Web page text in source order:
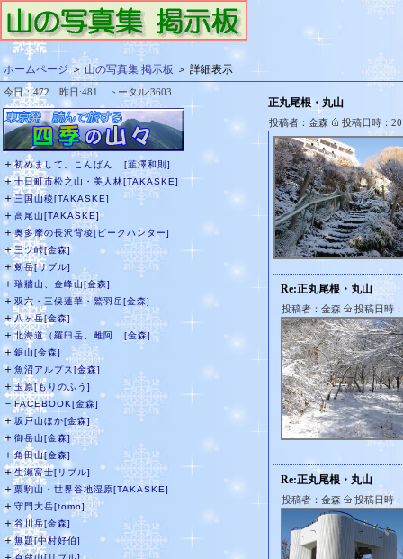
ホームページ＞山の写真集 掲示板 ＞ 詳細表示
今日：472 昨日:481 トータル:3603
＋初めまして。こんばん...[韮澤和則]
＋十日町市松之山・美人林[TAKASKE]
＋三国山稜[TAKASKE]
＋ 高尾山[TAKASKE]
＋奥多摩の長沢背稜[ピークハンター]
＋三ツ峠[金森]
＋剱岳[リブル]
＋ 瑞牆山、金峰山[金森]
＋ 双六・三俣蓮華・鷲羽岳[金森]
＋八ヶ岳[金森]
＋北海道（羅臼岳、雌阿...[金森]
＋ 鋸山[金森]
＋ 魚沼アルプス[金森]
＋玉原[もりのふう]
－FACEBOOK[金森]
＋ 坂戸山ほか[金森]
＋ 御岳山[金森]
＋角田山[金森]
＋生瀬富士[リブル]
＋栗駒山・世界谷地湿原[TAKASKE]
＋ 守門大岳[tomo]
＋谷川岳[金森]
＋無題[中村好伯]
正丸尾根・丸山
投稿者：金森 投稿日時：
Re:正丸尾根・丸山
投稿者：金森 投稿日時
Re:正丸尾根・丸山
投稿者：金森 投稿日時